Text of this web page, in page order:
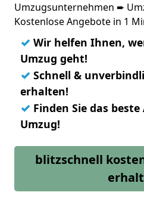
Umzugsunternehmen ➨
Kostenlose Angebote in 1
✓ Wir helfen Ihnen,
Umzug geht!
✓ Schnell &
erhalten!
✓ Finden Sie das
Umzug!
blitzschnell